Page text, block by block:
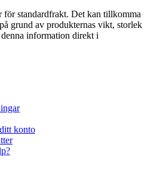
för standardfrakt. Det kan tillkomma
grund av produkternas vikt, storlek
information direkt i
konto